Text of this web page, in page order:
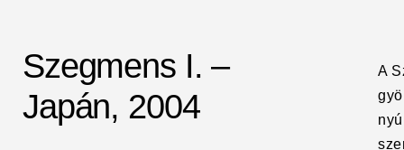
Szegmens I. –
Japán, 2004
A